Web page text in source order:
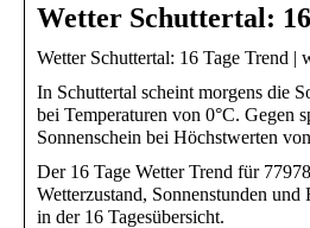
Wetter Schuttertal:
Wetter Schuttertal: 16 Tage Trend |
In Schuttertal scheint morgens die
bei Temperaturen von 0°C. Gegen
Sonnenschein bei Höchstwerten
Der 16 Tage Wetter Trend für
Wetterzustand, Sonnenstunden
in der 16 Tagesübersicht.